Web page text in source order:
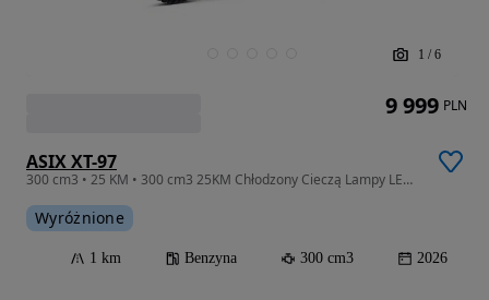
1 / 6
ASIX XT-97
300 cm3 • 25 KM • 300 cm3 25KM Chłodzony Cieczą Lampy LED El.Starter Licznik Hand Bar
Wyróżnione
1 km Benzyna 300 cm3 2026
9 999 PLN